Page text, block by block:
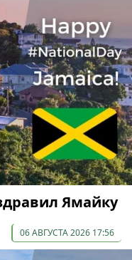
Ямайку
06 АВГУСТА 2026 17:56